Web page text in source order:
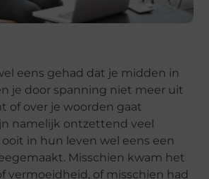
eens gehad dat je midden in
je door spanning niet meer uit
of over je woorden gaat
namelijk ontzettend veel
in hun leven wel eens een
Misschien kwam het
vermoeidheid, of misschien had